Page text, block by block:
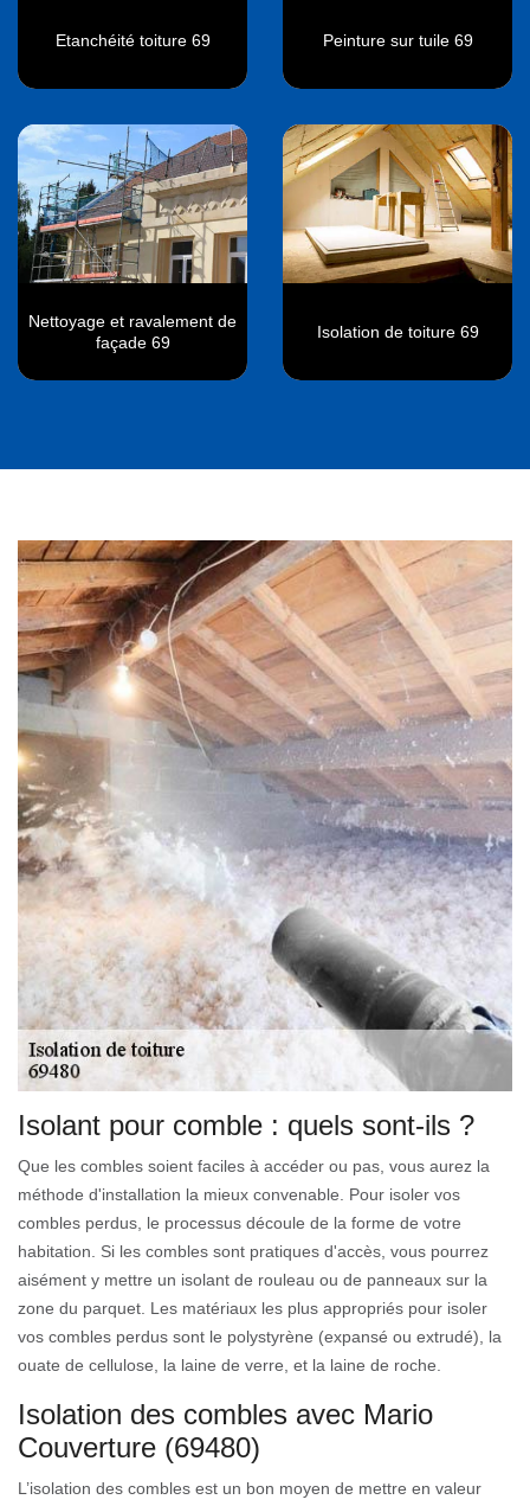
Etanchéité toiture 69 Peinture sur tuile 69
Nettoyage et ravalement de
façade 69
Isolation de toiture 69
Isolant pour comble : quels sont-ils ?
Que les combles soient faciles à accéder ou pas, vous aurez la
méthode d'installation la mieux convenable. Pour isoler vos
combles perdus, le processus découle de la forme de votre
habitation. Si les combles sont pratiques d'accès, vous pourrez
aisément y mettre un isolant de rouleau ou de panneaux sur la
zone du parquet. Les matériaux les plus appropriés pour isoler
vos combles perdus sont le polystyrène (expansé ou extrudé), la
ouate de cellulose, la laine de verre, et la laine de roche.
Isolation des combles avec Mario
Couverture (69480)
L’isolation des combles est un bon moyen de mettre en valeur